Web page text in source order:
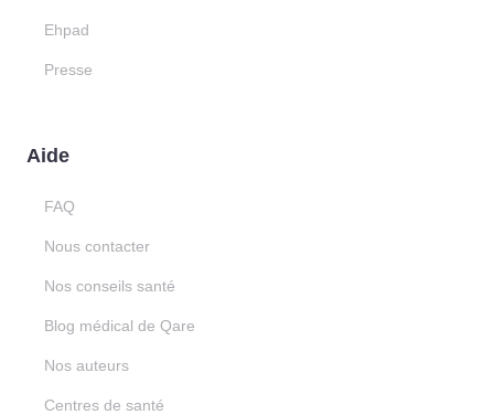
Ehpad
Presse
Aide
FAQ
Nous contacter
Nos conseils santé
Blog médical de Qare
Nos auteurs
Centres de santé